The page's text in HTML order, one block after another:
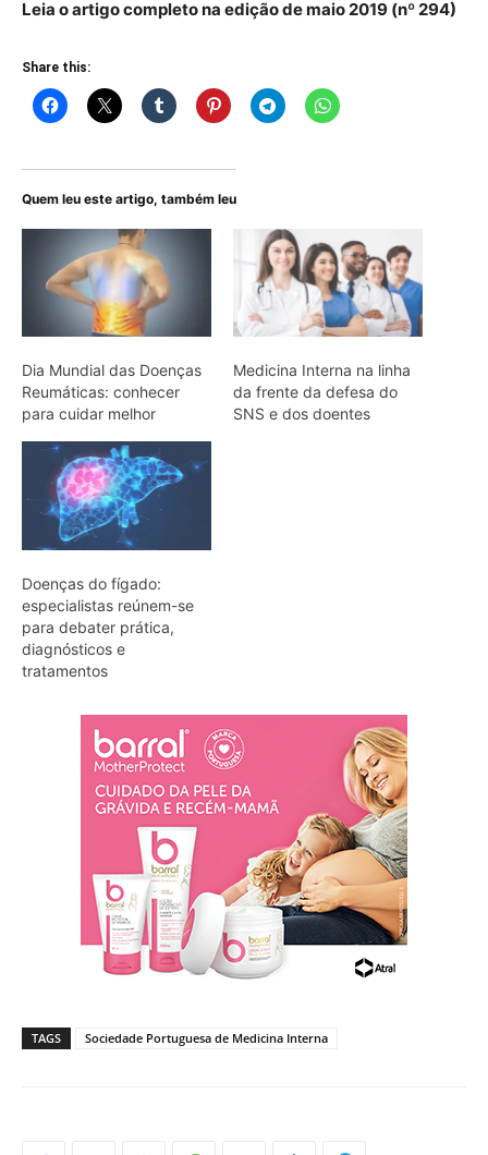
Leia o artigo completo na edição de maio 2019 (nº 294)
Share this:
Quem leu este artigo, também leu
Dia Mundial das Doenças
Reumáticas: conhecer
para cuidar melhor
Medicina Interna na linha
da frente da defesa do
SNS e dos doentes
Doenças do fígado:
especialistas reúnem-se
para debater prática,
diagnósticos e
tratamentos
TAGS Sociedade Portuguesa de Medicina Interna